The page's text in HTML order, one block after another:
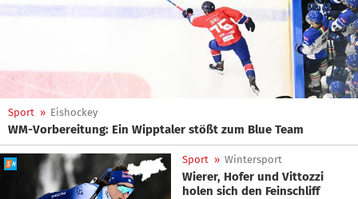
Sport » Eishockey
WM-Vorbereitung: Ein Wipptaler stößt zum Blue Team
Sport » Wintersport
Wierer, Hofer und Vittozzi
holen sich den Feinschliff